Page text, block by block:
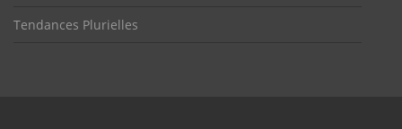
Tendances Plurielles